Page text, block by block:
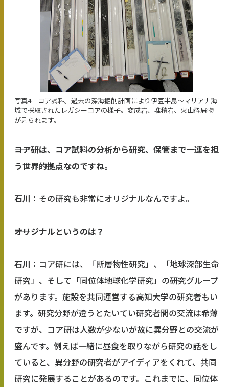
写真4 コア試料。過去の深海掘削計画により伊豆半島～マリアナ海
域で採取されたレガシーコアの様子。変成岩、堆積岩、火山砕屑物
が見られます。
――コア研は、コア試料の分析から研究、保管まで一連を担
う世界的拠点なのですね。
石川： その研究も非常にオリジナルなんですよ。
――オリジナルというのは？
石川： コア研には、「断層物性研究」、「地球深部生命
研究」、そして「同位体地球化学研究」の研究グループ
があります。施設を共同運営する高知大学の研究者もい
ます。研究分野が違うとたいてい研究者間の交流は希薄
ですが、コア研は人数が少ないが故に異分野との交流が
盛んです。例えば一緒に昼食を取りながら研究の話をし
ていると、異分野の研究者がアイディアをくれて、共同
研究に発展することがあるのです。これまでに、同位体